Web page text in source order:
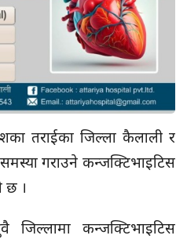
तराईका जिल्ला कैलाली र
गराउने कन्जक्टिभाइटिस
छ ।
जिल्लामा कन्जक्टिभाइटिस